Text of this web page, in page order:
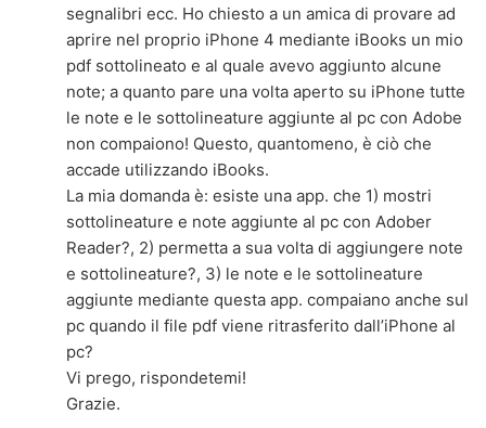
segnalibri ecc. Ho chiesto a un amica di provare ad
aprire nel proprio iPhone 4 mediante iBooks un mio
pdf sottolineato e al quale avevo aggiunto alcune
note; a quanto pare una volta aperto su iPhone tutte
le note e le sottolineature aggiunte al pc con Adobe
non compaiono! Questo, quantomeno, è ciò che
accade utilizzando iBooks.
La mia domanda è: esiste una app. che 1) mostri
sottolineature e note aggiunte al pc con Adober
Reader?, 2) permetta a sua volta di aggiungere note
e sottolineature?, 3) le note e le sottolineature
aggiunte mediante questa app. compaiano anche sul
pc quando il file pdf viene ritrasferito dall’iPhone al
pc?
Vi prego, rispondetemi!
Grazie.